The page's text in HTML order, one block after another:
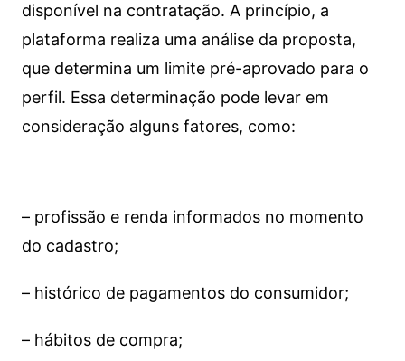
disponível na contratação. A princípio, a
plataforma realiza uma análise da proposta,
que determina um limite pré-aprovado para o
perfil. Essa determinação pode levar em
consideração alguns fatores, como:
– profissão e renda informados no momento
do cadastro;
– histórico de pagamentos do consumidor;
– hábitos de compra;